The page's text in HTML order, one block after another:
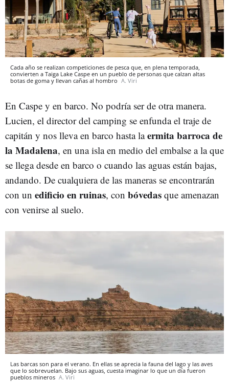
Cada año se realizan competiciones de pesca que, en plena temporada,
convierten a Taiga Lake Caspe en un pueblo de personas que calzan altas
botas de goma y llevan cañas al hombro A. Viri
En Caspe y en barco. No podría ser de otra manera.
Lucien, el director del camping se enfunda el traje de
capitán y nos lleva en barco hasta laermita barroca de
la Madalena, en una isla en medio del embalse a la que
se llega desde en barco o cuando las aguas están bajas,
andando. De cualquiera de las maneras se encontrarán
con un edificio en ruinas, con bóvedas que amenazan
con venirse al suelo.
Las barcas son para el verano. En ellas se aprecia la fauna del lago y las aves
que lo sobrevuelan. Bajo sus aguas, cuesta imaginar lo que un día fueron
pueblos mineros A. Viri